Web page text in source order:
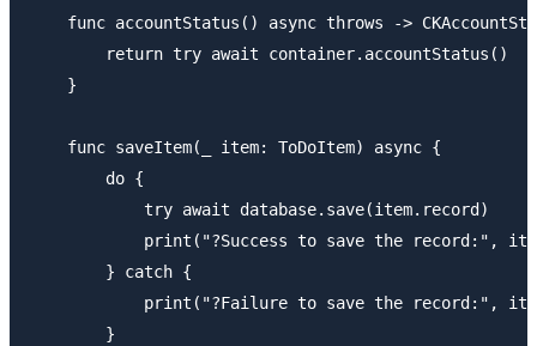
func accountStatus() async throws ->
        return try await container.accountStatus()
    }
    func saveItem(_ item: ToDoItem) async {
        do {
            try await database.save(item.record)
print("?Success to save the record:",
        } catch {
print("?Failure to save the record:",
        }